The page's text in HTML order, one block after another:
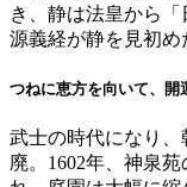
き、静は法皇から
源義経が静を見初め
つねに恵方を向いて、開
武士の時代になり
廃。1602年、神泉